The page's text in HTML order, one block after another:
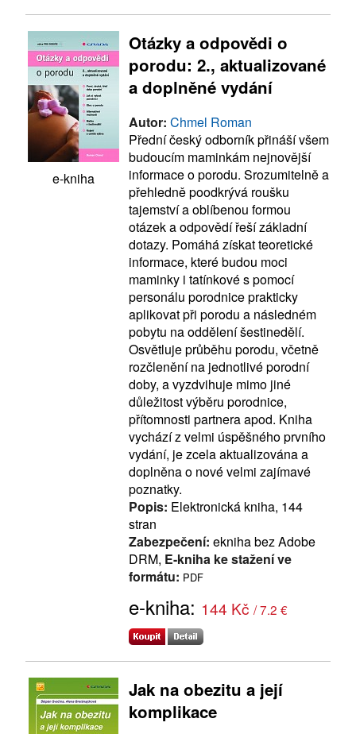
e-kniha
Otázky a odpovědi o
porodu: 2., aktualizované
a doplněné vydání
Autor: Chmel Roman
Přední český odborník přináší všem
budoucím maminkám nejnovější
informace o porodu. Srozumitelně a
přehledně poodkrývá roušku
tajemství a oblíbenou formou
otázek a odpovědí řeší základní
dotazy. Pomáhá získat teoretické
informace, které budou moci
maminky i tatínkové s pomocí
personálu porodnice prakticky
aplikovat při porodu a následném
pobytu na oddělení šestinedělí.
Osvětluje průběhu porodu, včetně
rozčlenění na jednotlivé porodní
doby, a vyzdvihuje mimo jiné
důležitost výběru porodnice,
přítomnosti partnera apod. Kniha
vychází z velmi úspěšného prvního
vydání, je zcela aktualizována a
doplněna o nové velmi zajímavé
poznatky.
Popis: Elektronická kniha, 144
stran
Zabezpečení: ekniha bez Adobe
DRM, E-kniha ke stažení ve
formátu: PDF
e-kniha: 144 Kč / 7.2 €
Jak na obezitu a její
komplikace